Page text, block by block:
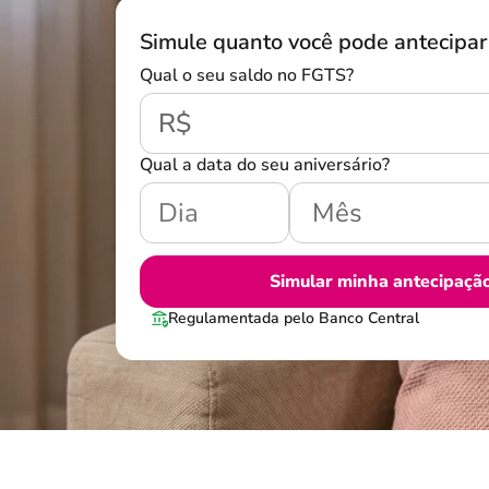
Simule quanto você pode antecipar
Qual o seu saldo no FGTS?
R$
Qual a data do seu aniversário?
Simular minha
Regulamentada pelo Banco Central